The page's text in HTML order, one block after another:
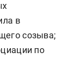
в
созыва;
по